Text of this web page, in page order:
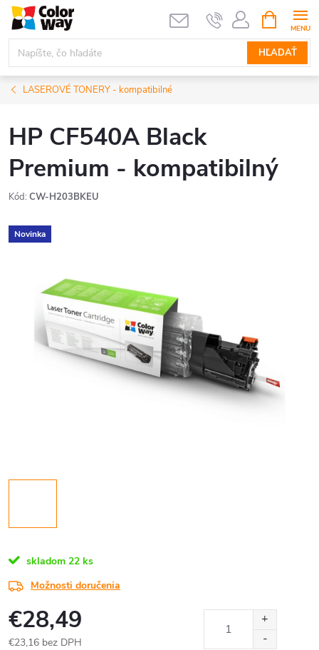
Prejsť
obsah
HĽADAŤ
KOŠÍK
LASEROVÉ TONERY - kompatibilné
HP CF540A Black
Premium - kompatibilný
Kód: CW-H203BKEU
Novinka
skladom 22 ks
Možnosti doručenia
€28,49
€23,16 bez DPH